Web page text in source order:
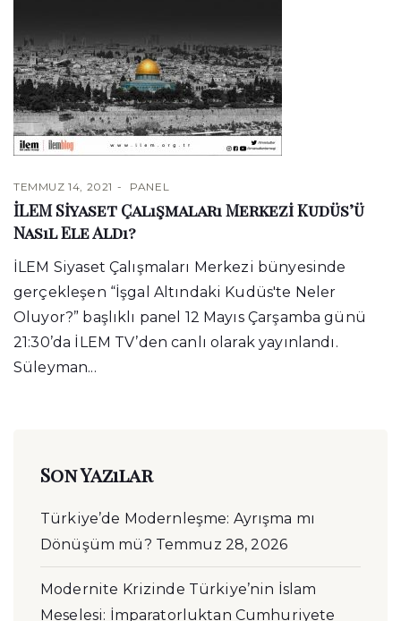
TEMMUZ 14, 2021 PANEL
İLEM Siyaset Çalışmaları Merkezi Kudüs’ü
Nasıl Ele Aldı?
İLEM Siyaset Çalışmaları Merkezi bünyesinde
gerçekleşen “İşgal Altındaki Kudüs'te Neler
Oluyor?” başlıklı panel 12 Mayıs Çarşamba günü
21:30’da İLEM TV’den canlı olarak yayınlandı.
Süleyman...
Son Yazılar
Türkiye’de Modernleşme: Ayrışma mı
Dönüşüm mü? Temmuz 28, 2026
Modernite Krizinde Türkiye’nin İslam
Meselesi: İmparatorluktan Cumhuriyete